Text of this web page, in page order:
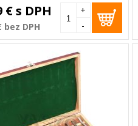
€s DPH
bez DPH -
+